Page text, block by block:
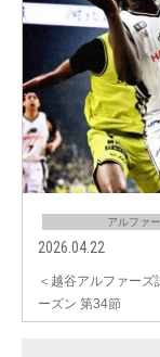
アルファ
2026.04.22
＜越谷アルファー
ーズン 第34節